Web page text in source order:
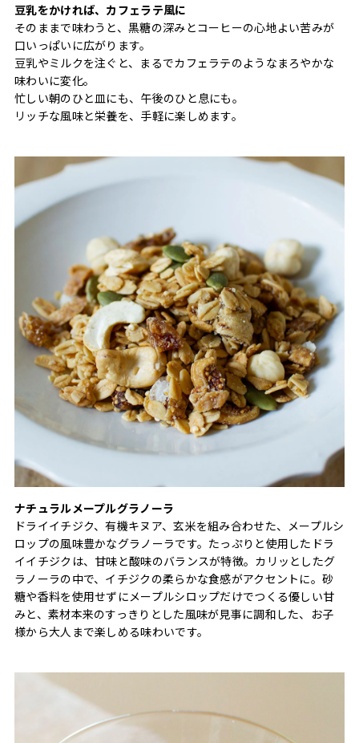
豆乳をかければ、カフェラテ風に
そのままで味わうと、黒糖の深みとコーヒーの心地よい苦みが
口いっぱいに広がります。
豆乳やミルクを注ぐと、まるでカフェラテのようなまろやかな
味わいに変化。
忙しい朝のひと皿にも、午後のひと息にも。
リッチな風味と栄養を、手軽に楽しめます。
ナチュラルメープルグラノーラ
ドライイチジク、有機キヌア、玄米を組み合わせた、メープルシ
ロップの風味豊かなグラノーラです。たっぷりと使用したドラ
イイチジクは、甘味と酸味のバランスが特徴。カリッとしたグ
ラノーラの中で、イチジクの柔らかな食感がアクセントに。砂
糖や香料を使用せずにメープルシロップだけでつくる優しい甘
みと、素材本来のすっきりとした風味が見事に調和した、お子
様から大人まで楽しめる味わいです。